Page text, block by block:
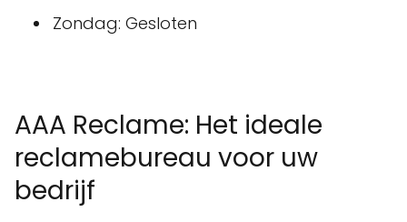
Zondag: Gesloten
AAA Reclame: Het ideale
reclamebureau voor uw
bedrijf